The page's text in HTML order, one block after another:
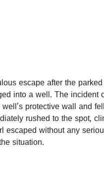
escape after the
into a well. The incident
protective wall and
rushed to the spot,
escaped without any
situation.